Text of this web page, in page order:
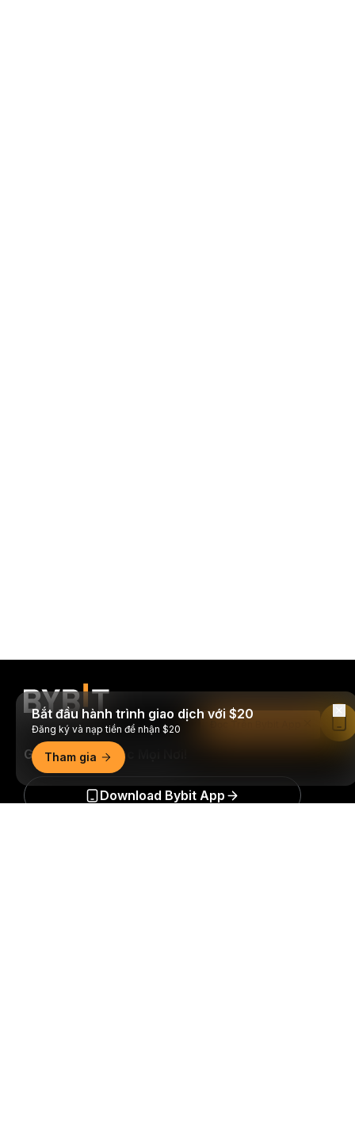
Giao Dịch Mọi Lúc Mọi Nơi!
Download Bybit App
Bắt đầu hành trình giao dịch với $20
Đăng ký và nạp tiền để nhận $20
Tham gia